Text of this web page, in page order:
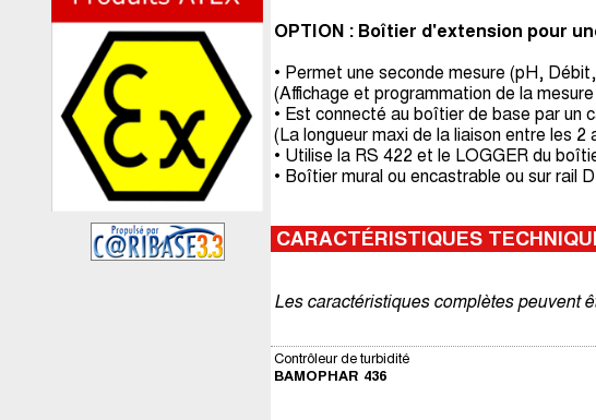
OPTION : Boîtier d'extension pour
• Permet une seconde mesure (pH,
(Affichage et programmation de la
• Est connecté au boîtier de base par un
(La longueur maxi de la liaison entre les 2
• Utilise la RS 422 et le LOGGER du
• Boîtier mural ou encastrable ou sur rail
CARACTÉRISTIQUES
Les caractéristiques complètes peuvent
Contrôleur de turbidité
BAMOPHAR 436